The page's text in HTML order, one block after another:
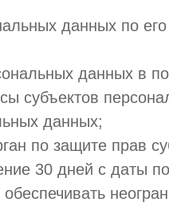
данных по
данных в
субъектов
данных;
по защите прав
30 дней с даты